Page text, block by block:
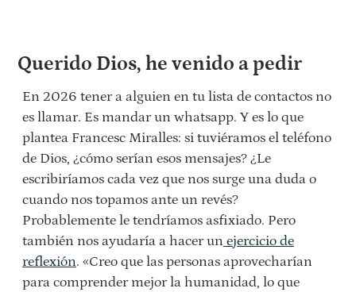
Querido Dios, he venido a pedir
En 2026 tener a alguien en tu lista de contactos no
es llamar. Es mandar un whatsapp. Y es lo que
plantea Francesc Miralles: si tuviéramos el teléfono
de Dios, ¿cómo serían esos mensajes? ¿Le
escribiríamos cada vez que nos surge una duda o
cuando nos topamos ante un revés?
Probablemente le tendríamos asfixiado. Pero
también nos ayudaría a hacer un ejercicio de
reflexión. «Creo que las personas aprovecharían
para comprender mejor la humanidad, lo que